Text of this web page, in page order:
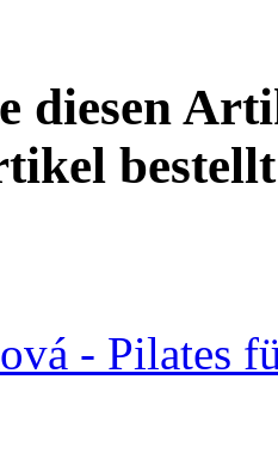
diesen
- Pilates